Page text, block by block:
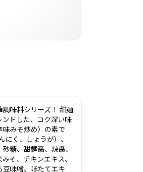
味料シリーズ！ 甜麺
ドした、コク深い味
みそ炒め）の素で
く、しょうが）、
糖、甜麺醤、辣醤、
そ、チキンエキス、
味噌、ほたてエキ